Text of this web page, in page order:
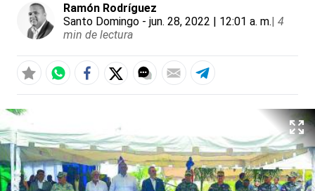
Ramón Rodríguez
Santo Domingo - jun. 28, 2022 | 12:01 a. m.| 4
min de lectura